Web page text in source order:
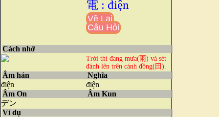
電 : điện
Vẽ Lại
Câu Hỏi
Cách nhớ
Trời thì đang mưa(雨) và sét
đánh lên trên cánh đồng(田).
Âm hán
điện
Nghĩa
điện
Âm On
デン
Âm Kun
Ví dụ